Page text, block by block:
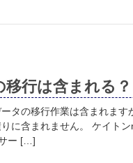
行は含まれる？
タの移行作業は含まれます
に含まれません。 ケイト
ー […]